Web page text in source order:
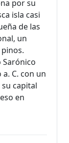
por su
isla casi
de las
un
Sarónico
C. con un
capital
en